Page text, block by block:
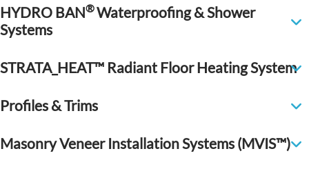
HYDRO BAN®Waterproofing & Shower
Systems
STRATA_HEAT™ Radiant Floor Heating System
Profiles & Trims
Masonry Veneer Installation Systems (MVIS™)